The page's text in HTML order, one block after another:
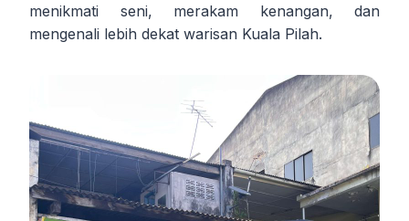
menikmati seni, merakam kenangan, dan
mengenali lebih dekat warisan Kuala Pilah.